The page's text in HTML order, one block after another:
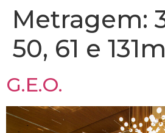
Metragem:
50, 61 e
G.E.O.